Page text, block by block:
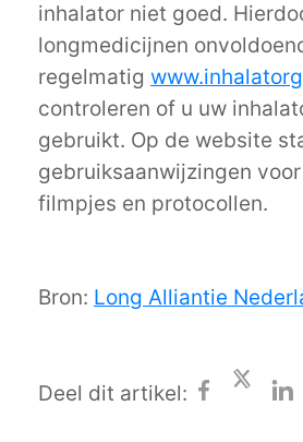
inhalator niet goed.
longmedicijnen
regelmatig
controleren of u uw
gebruikt. Op de website
gebruiksaanwijzingen
filmpjes en protocollen.
Bron: Long Alliantie
Deel dit artikel: